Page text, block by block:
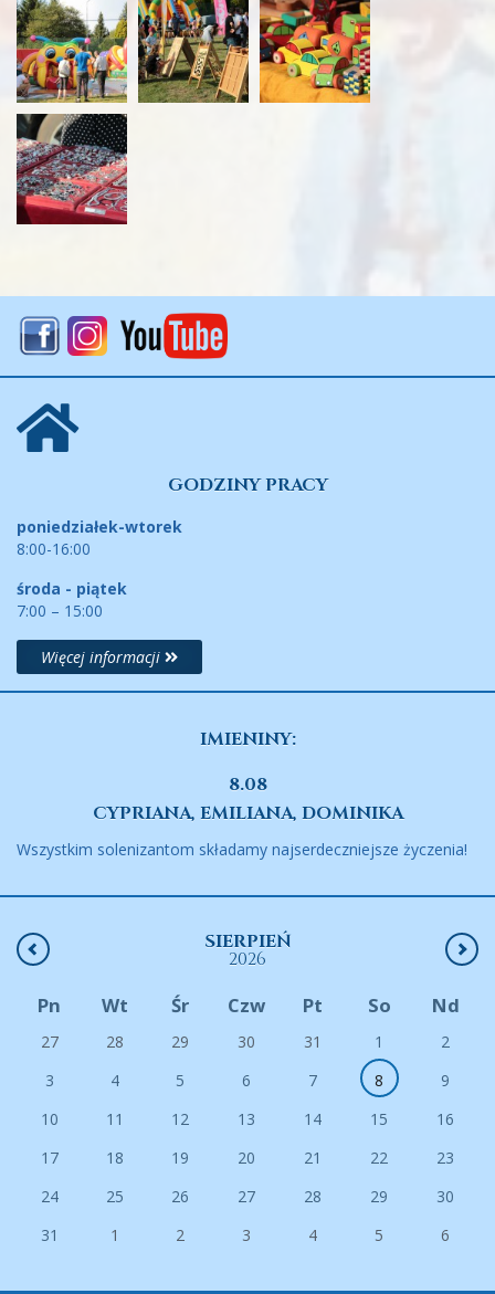
GODZINY PRACY
poniedziałek-wtorek
8:00-16:00
środa - piątek
7:00 – 15:00
Więcej informacji
IMIENINY:
8.08
CYPRIANA, EMILIANA, DOMINIKA
Wszystkim solenizantom składamy najserdeczniejsze życzenia!
SIERPIEŃ
2026
Pn Wt Śr Czw Pt So Nd
27 28 29 30 31 1
2
3
4 5 6 7 8
9
10
11 12 13 14 15
16
17
18 19 20 21 22
23
24
25 26 27 28 29
30
31
1 2 3 4 5 6